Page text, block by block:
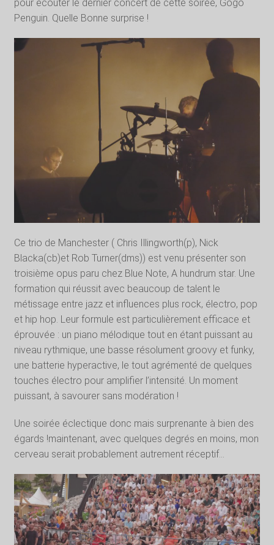
pour écouter le dernier concert de cette soirée, Gogo
Penguin. Quelle Bonne surprise !
Ce trio de Manchester ( Chris Illingworth(p), Nick
Blacka(cb)et Rob Turner(dms)) est venu présenter son
troisième opus paru chez Blue Note, A hundrum star. Une
formation qui réussit avec beaucoup de talent le
métissage entre jazz et influences plus rock, électro, pop
et hip hop. Leur formule est particulièrement efficace et
éprouvée : un piano mélodique tout en étant puissant au
niveau rythmique, une basse résolument groovy et funky,
une batterie hyperactive, le tout agrémenté de quelques
touches électro pour amplifier l’intensité. Un moment
puissant, à savourer sans modération !
Une soirée éclectique donc mais surprenante à bien des
égards !maintenant, avec quelques degrés en moins, mon
cerveau serait probablement autrement réceptif…